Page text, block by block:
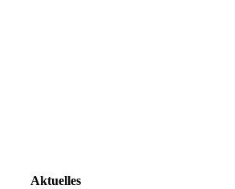
Aktuelles